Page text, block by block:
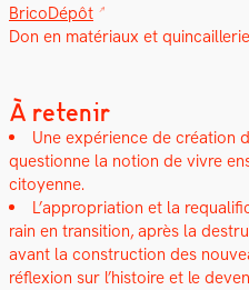
BricoDépôt
Don en matéri­aux et quin­cail­lerie
À retenir
Une expéri­ence de créa­tion
ques­tionne la notion de vivre
citoyenne.
L’appropriation et la
rain en tran­si­tion, après la
avant la con­struc­tion des
réflex­ion sur l’histoire et le